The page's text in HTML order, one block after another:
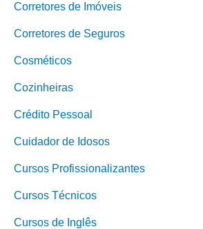
Corretores de Imóveis
Corretores de Seguros
Cosméticos
Cozinheiras
Crédito Pessoal
Cuidador de Idosos
Cursos Profissionalizantes
Cursos Técnicos
Cursos de Inglês